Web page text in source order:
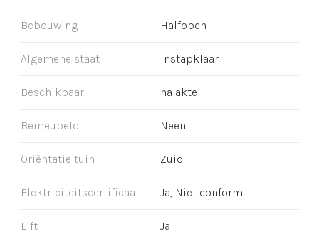
Bebouwing Halfopen
Algemene staat Instapklaar
Beschikbaar na akte
Bemeubeld Neen
Oriëntatie tuin Zuid
Elektriciteitscertificaat Ja, Niet conform
Lift Ja